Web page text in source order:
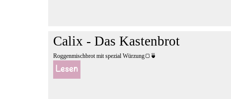
Calix - Das Kastenbrot
Roggenmischbrot mit spezial Würzung🍞🍵
Lesen